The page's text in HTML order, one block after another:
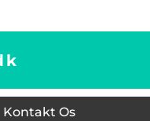
Kontakt Os